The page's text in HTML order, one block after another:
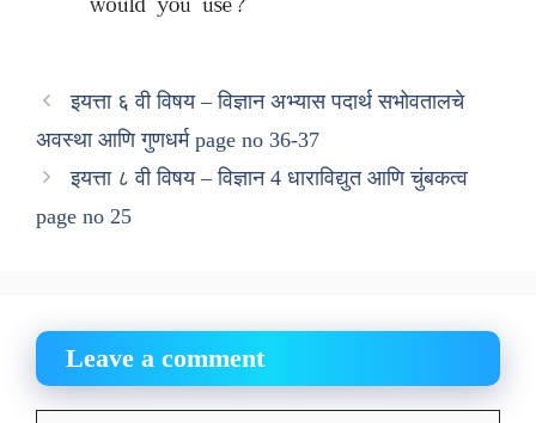
इयत्ता ६ वी विषय – विज्ञान अभ्यास पदार्थ सभोवतालचे
अवस्था आणि गुणधर्म page no 36-37
इयत्ता ८ वी विषय – विज्ञान 4 धाराविद्युत आणि चुंबकत्व
page no 25
Leave a comment